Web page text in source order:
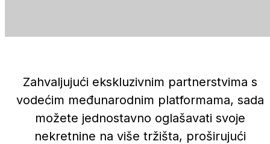
Zahvaljujući ekskluzivnim partnerstvima s
vodećim međunarodnim platformama, sada
možete jednostavno oglašavati svoje
nekretnine na više tržišta, proširujući